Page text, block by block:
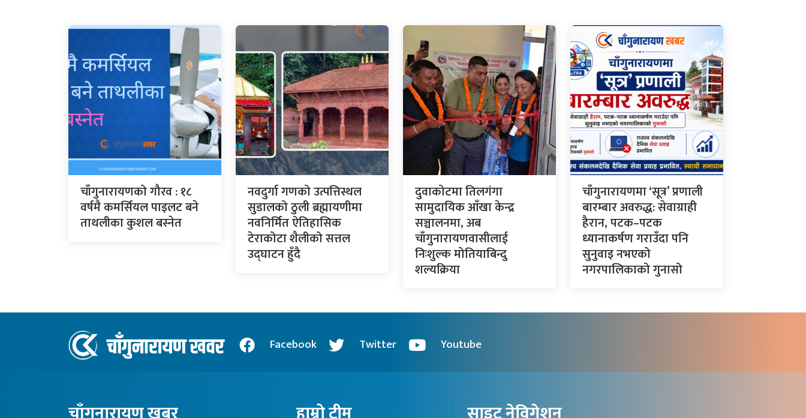
चाँगुनारायणको गौरव : १८
वर्षमै कमर्सियल पाइलट बने
ताथलीका कुशल बस्नेत
नवदुर्गा गणको उत्पत्तिस्थल
सुडालको ठुली ब्रह्मायणीमा
नवनिर्मित ऐतिहासिक
टेराकोटा शैलीको सत्तल
उद्घाटन हुँदै
दुवाकोटमा तिलगंगा
सामुदायिक आँखा केन्द्र
सञ्चालनमा, अब
चाँगुनारायणवासीलाई
निःशुल्क मोतियाबिन्दु
शल्यक्रिया
चाँगुनारायणमा ‘सूत्र’ प्रणाली
बारम्बार अवरुद्ध: सेवाग्राही
हैरान, पटक–पटक
ध्यानाकर्षण गराउँदा पनि
सुनुवाइ नभएको
नगरपालिकाको गुनासो
Facebook Twitter Youtube